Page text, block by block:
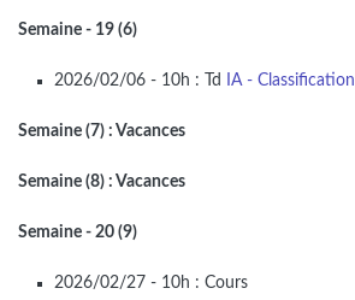
Semaine - 19 (6)
2026/02/06 - 10h : Td IA - Classification
Semaine (7) : Vacances
Semaine (8) : Vacances
Semaine - 20 (9)
2026/02/27 - 10h : Cours